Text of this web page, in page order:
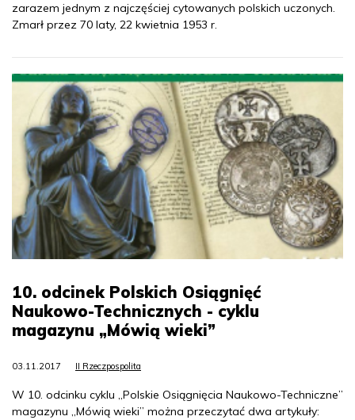
zarazem jednym z najczęściej cytowanych polskich uczonych.
Zmarł przez 70 laty, 22 kwietnia 1953 r.
10. odcinek Polskich Osiągnięć
Naukowo-Technicznych - cyklu
magazynu „Mówią wieki”
03.11.2017 II Rzeczpospolita
W 10. odcinku cyklu „Polskie Osiągnięcia Naukowo-Techniczne”
magazynu „Mówią wieki” można przeczytać dwa artykuły: